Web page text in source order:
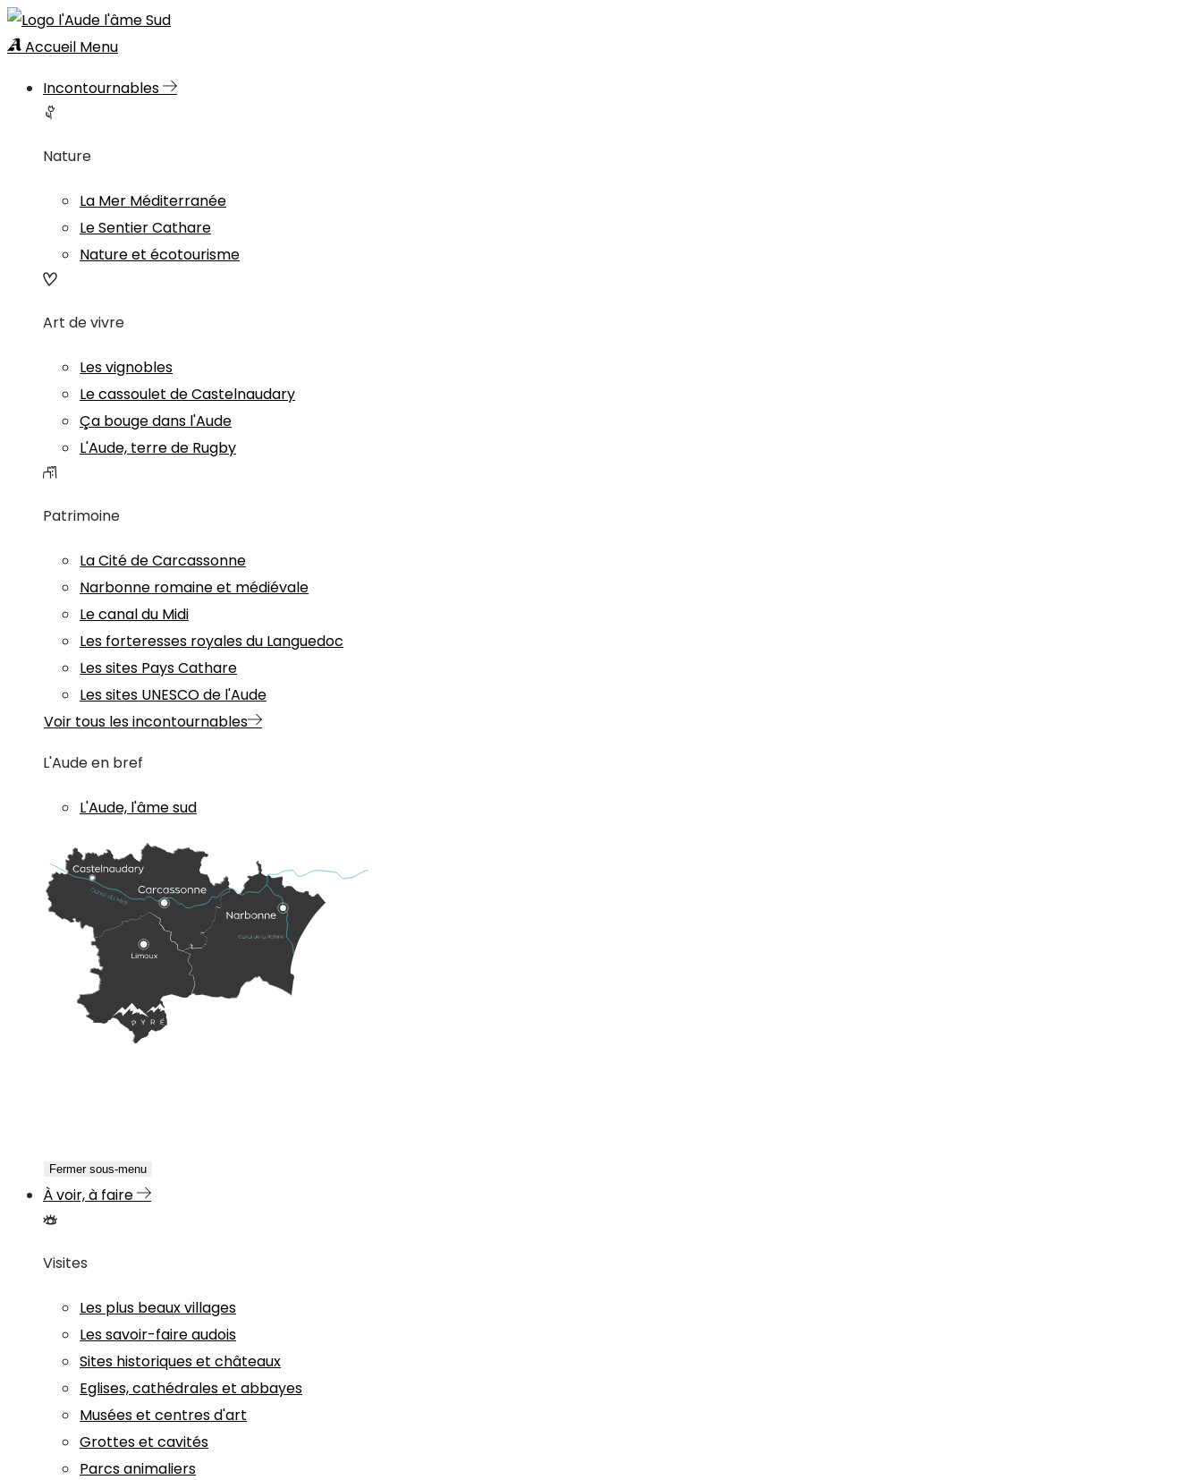
Accueil Menu
Incontournables
Nature
La Mer Méditerranée
Le Sentier Cathare
Nature et écotourisme
Art de vivre
Les vignobles
Le cassoulet de Castelnaudary
Ça bouge dans l'Aude
L'Aude, terre de Rugby
Patrimoine
La Cité de Carcassonne
Narbonne romaine et médiévale
Le canal du Midi
Les forteresses royales du Languedoc
Les sites Pays Cathare
Les sites UNESCO de l'Aude
Voir tous les incontournables
L'Aude en bref
L'Aude, l'âme sud
Fermer sous-menu
À voir, à faire
Visites
Les plus beaux villages
Les savoir-faire audois
Sites historiques et châteaux
Eglises, cathédrales et abbayes
Musées et centres d'art
Grottes et cavités
Parcs animaliers